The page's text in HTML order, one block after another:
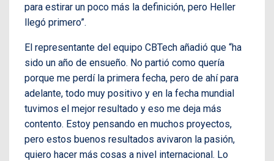
para estirar un poco más la definición, pero Heller
llegó primero”.
El representante del equipo CBTech añadió que “ha
sido un año de ensueño. No partió como quería
porque me perdí la primera fecha, pero de ahí para
adelante, todo muy positivo y en la fecha mundial
tuvimos el mejor resultado y eso me deja más
contento. Estoy pensando en muchos proyectos,
pero estos buenos resultados avivaron la pasión,
quiero hacer más cosas a nivel internacional. Lo